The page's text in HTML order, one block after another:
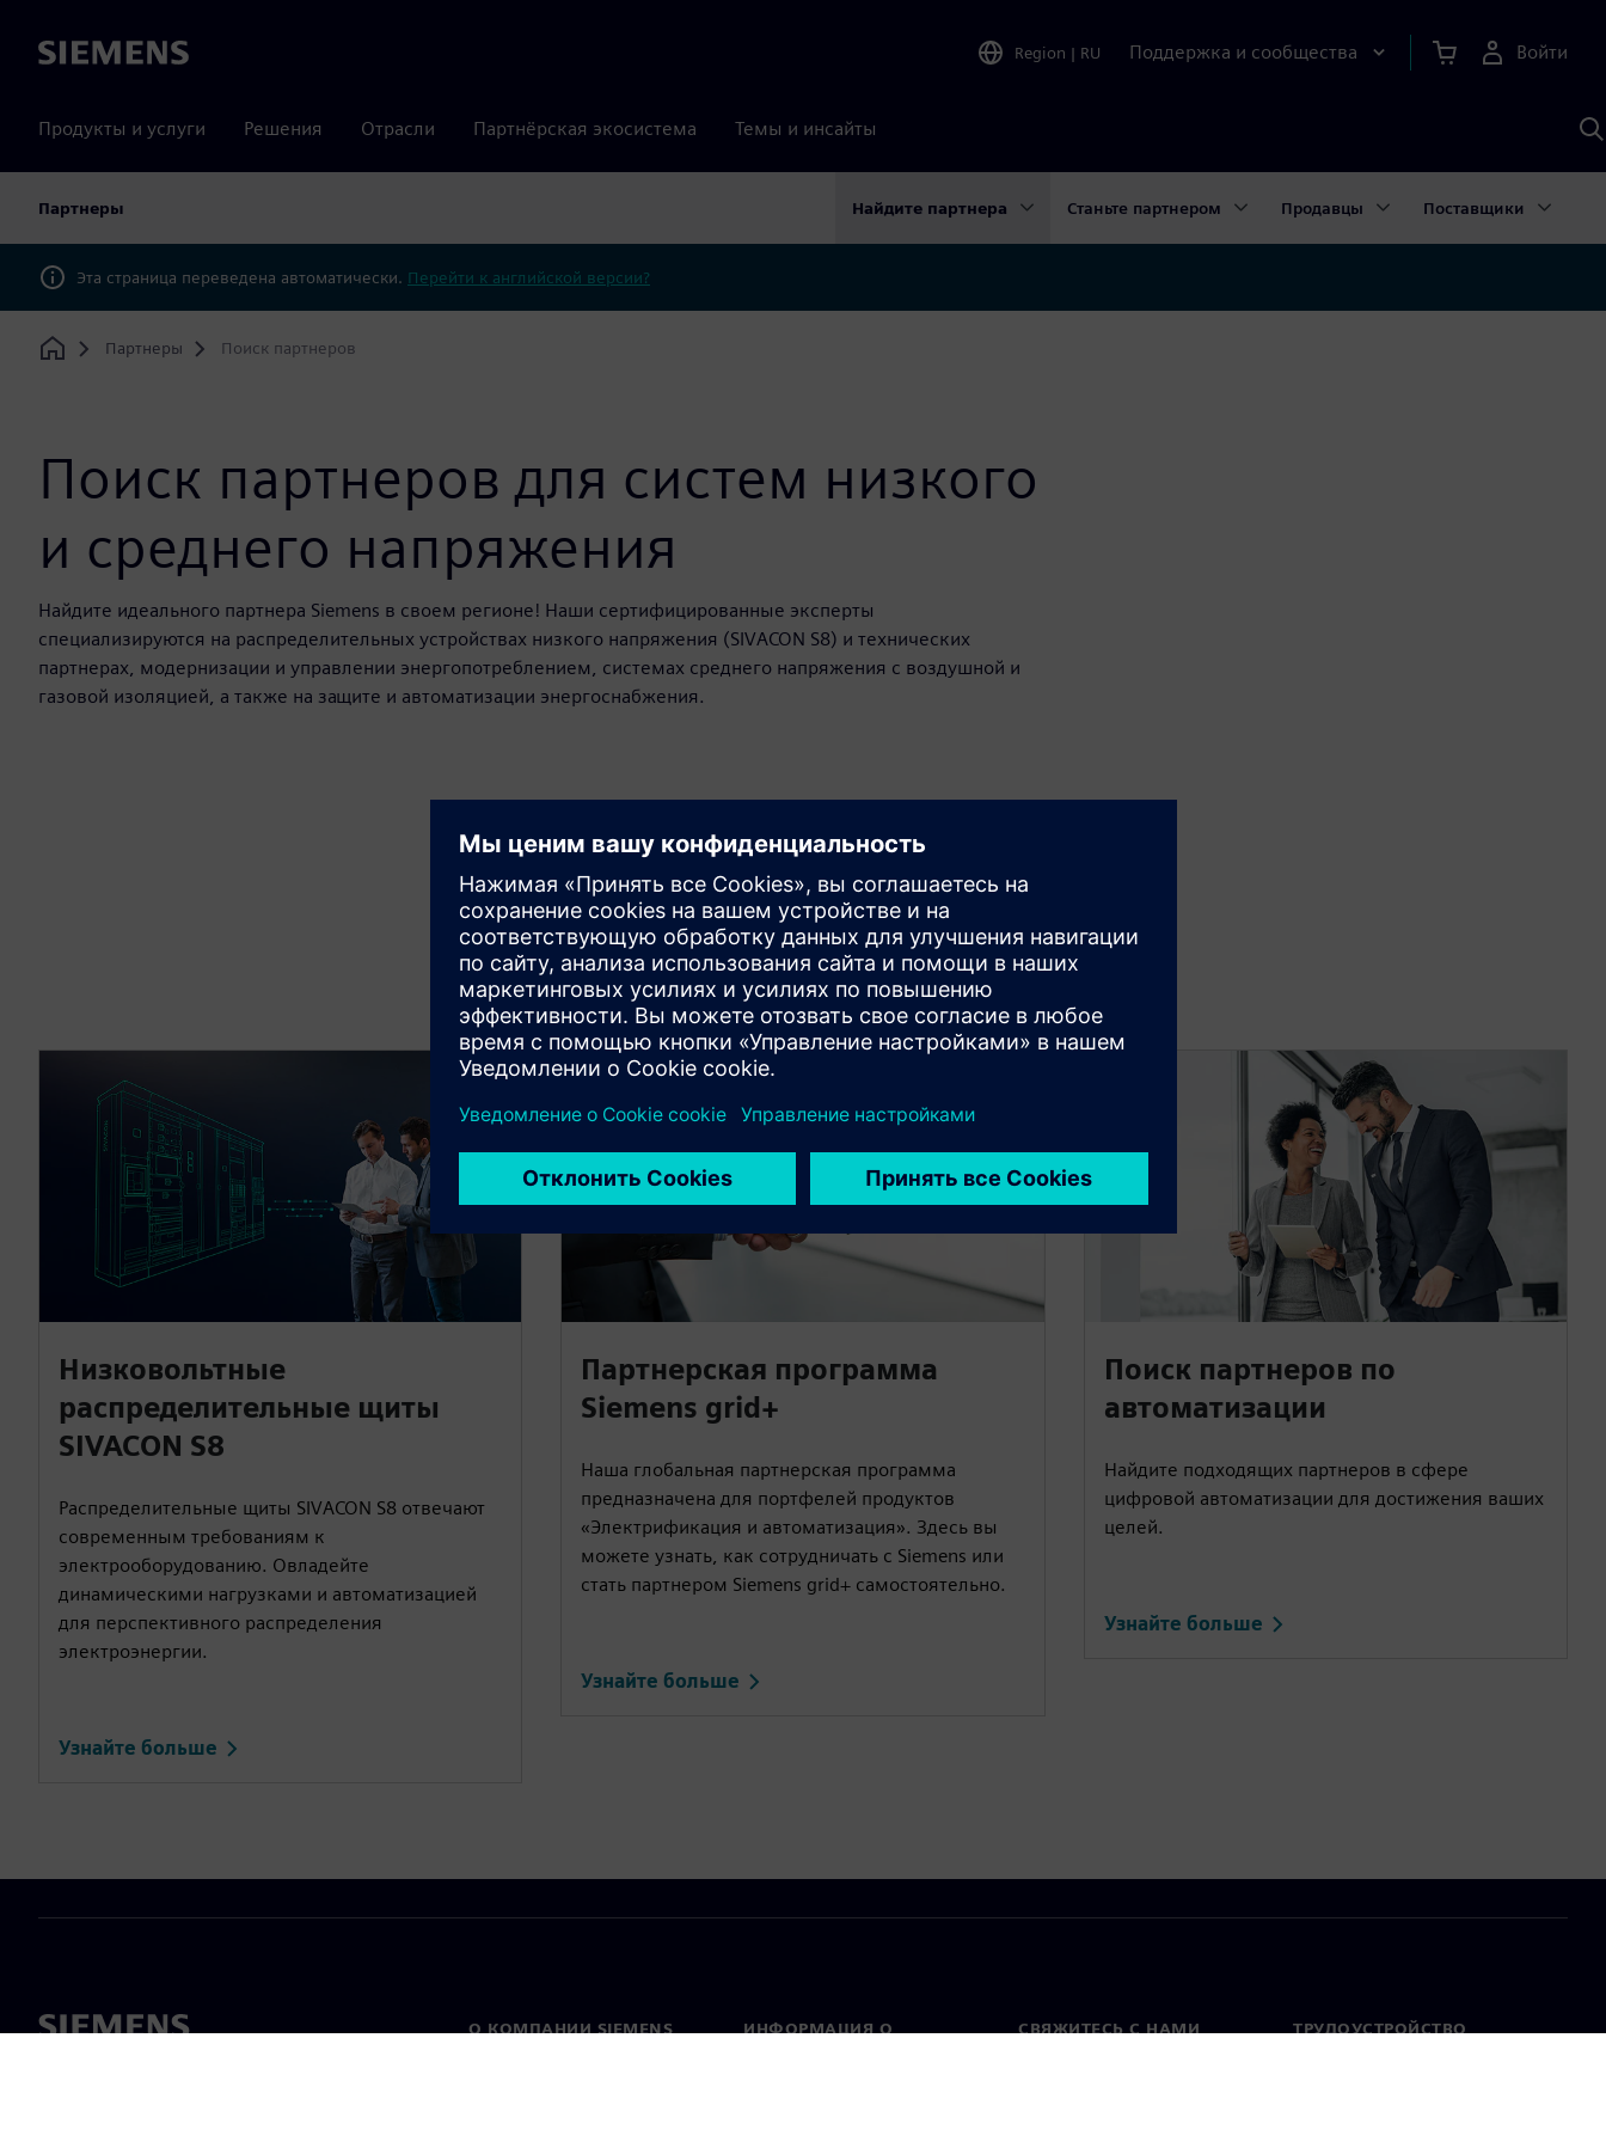
Siemens Region | RU Поддержка и сообщества Войти
Продукты и услуги Решения Отрасли Партнёрская экосистема Темы и инсайты
Партнеры Найдите партнера Станьте партнером Продавцы Поставщики
Эта страница переведена автоматически. Перейти к английской версии?
Home
Партнеры Поиск партнеров
Поиск партнеров для систем низкого
и среднего напряжения
Найдите идеального партнера Siemens в своем регионе! Наши сертифицированные эксперты
специализируются на распределительных устройствах низкого напряжения (SIVACON S8) и технических
партнерах, модернизации и управлении энергопотреблением, системах среднего напряжения с воздушной и
газовой изоляцией, а также на защите и автоматизации энергоснабжения.
Низковольтные
распределительные щиты
SIVACON S8
Распределительные щиты SIVACON S8 отвечают
современным требованиям к
электрооборудованию. Овладейте
динамическими нагрузками и автоматизацией
для перспективного распределения
электроэнергии.
Узнайте больше
Партнерская программа
Siemens grid+
Наша глобальная партнерская программа
предназначена для портфелей продуктов
«Электрификация и автоматизация». Здесь вы
можете узнать, как сотрудничать с Siemens или
стать партнером Siemens grid+ самостоятельно.
Узнайте больше
Поиск партнеров по
автоматизации
Найдите подходящих партнеров в сфере
цифровой автоматизации для достижения ваших
целей.
Узнайте больше
О КОМПАНИИ SIEMENS
ИНФОРМАЦИЯ О
СВЯЖИТЕСЬ С НАМИ ТРУДОУСТРОЙСТВО